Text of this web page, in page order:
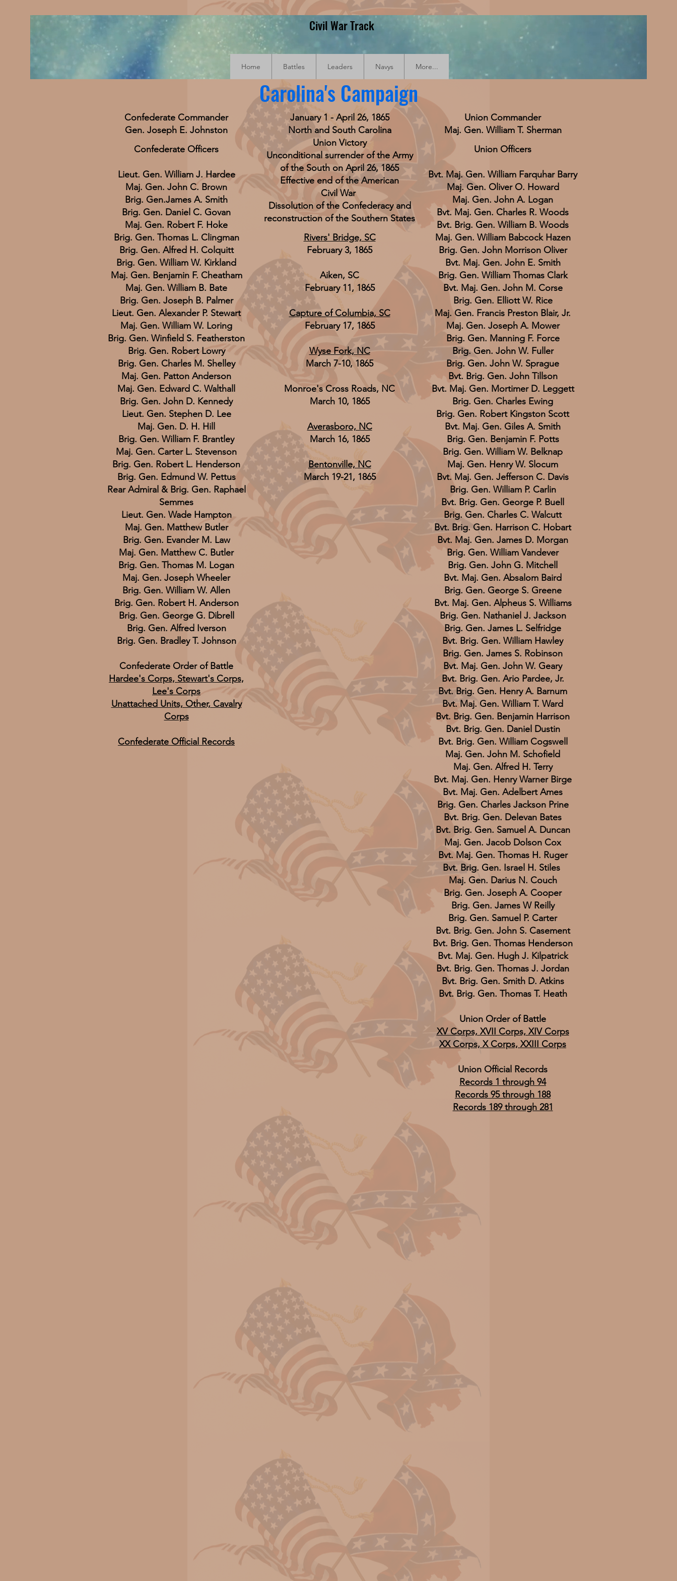
Civil War Track
Home Battles Leaders Navys More...
Carolina's Campaign
Confederate Commander
Gen. Joseph E. Johnston
Confederate Officers
Lieut. Gen. William J. Hardee
Maj. Gen. John C. Brown
Brig. Gen.James A. Smith
Brig. Gen. Daniel C. Govan
Maj. Gen. Robert F. Hoke
Brig. Gen. Thomas L. Clingman
Brig. Gen. Alfred H. Colquitt
Brig. Gen. William W. Kirkland
Maj. Gen. Benjamin F. Cheatham
Maj. Gen. William B. Bate
Brig. Gen. Joseph B. Palmer
Lieut. Gen. Alexander P. Stewart
Maj. Gen. William W. Loring
Brig. Gen. Winfield S. Featherston
Brig. Gen. Robert Lowry
Brig. Gen. Charles M. Shelley
Maj. Gen. Patton Anderson
Maj. Gen. Edward C. Walthall
Brig. Gen. John D. Kennedy
Lieut. Gen. Stephen D. Lee
Maj. Gen. D. H. Hill
Brig. Gen. William F. Brantley
Maj. Gen. Carter L. Stevenson
Brig. Gen. Robert L. Henderson
Brig. Gen. Edmund W. Pettus
Rear Admiral & Brig. Gen. Raphael
Semmes
Lieut. Gen. Wade Hampton
Maj. Gen. Matthew Butler
Brig. Gen. Evander M. Law
Maj. Gen. Matthew C. Butler
Brig. Gen. Thomas M. Logan
Maj. Gen. Joseph Wheeler
Brig. Gen. William W. Allen
Brig. Gen. Robert H. Anderson
Brig. Gen. George G. Dibrell
Brig. Gen. Alfred Iverson
Brig. Gen. Bradley T. Johnson
Confederate Order of Battle
Hardee's Corps, Stewart's Corps,
Lee's Corps
Unattached Units, Other, Cavalry
Corps
Confederate Official Records
January 1 - April 26, 1865
North and South Carolina
Union Victory
Unconditional surrender of the Army
of the South on April 26, 1865
Effective end of the American
Civil War
Dissolution of the Confederacy and
reconstruction of the Southern States
Rivers' Bridge, SC
February 3, 1865
Aiken, SC
February 11, 1865
Capture of Columbia, SC
February 17, 1865
Wyse Fork, NC
March 7-10, 1865
Monroe's Cross Roads, NC
March 10, 1865
Averasboro, NC
March 16, 1865
Bentonville, NC
March 19-21, 1865
Union Commander
Maj. Gen. William T. Sherman
Union Officers
Bvt. Maj. Gen. William Farquhar Barry
Maj. Gen. Oliver O. Howard
Maj. Gen. John A. Logan
Bvt. Maj. Gen. Charles R. Woods
Bvt. Brig. Gen. William B. Woods
Maj. Gen. William Babcock Hazen
Brig. Gen. John Morrison Oliver
Bvt. Maj. Gen. John E. Smith
Brig. Gen. William Thomas Clark
Bvt. Maj. Gen. John M. Corse
Brig. Gen. Elliott W. Rice
Maj. Gen. Francis Preston Blair, Jr.
Maj. Gen. Joseph A. Mower
Brig. Gen. Manning F. Force
Brig. Gen. John W. Fuller
Brig. Gen. John W. Sprague
Bvt. Brig. Gen. John Tillson
Bvt. Maj. Gen. Mortimer D. Leggett
Brig. Gen. Charles Ewing
Brig. Gen. Robert Kingston Scott
Bvt. Maj. Gen. Giles A. Smith
Brig. Gen. Benjamin F. Potts
​Brig. Gen. William W. Belknap
Maj. Gen. Henry W. Slocum
Bvt. Maj. Gen. Jefferson C. Davis
Brig. Gen. William P. Carlin
Bvt. Brig. Gen. George P. Buell
Brig. Gen. Charles C. Walcutt
Bvt. Brig. Gen. Harrison C. Hobart
Bvt. Maj. Gen. James D. Morgan
Brig. Gen. William Vandever
Brig. Gen. John G. Mitchell
Bvt. Maj. Gen. Absalom Baird
Brig. Gen. George S. Greene
Bvt. Maj. Gen. Alpheus S. Williams
Brig. Gen. Nathaniel J. Jackson
Brig. Gen. James L. Selfridge
Bvt. Brig. Gen. William Hawley
Brig. Gen. James S. Robinson
Bvt. Maj. Gen. John W. Geary
Bvt. Brig. Gen. Ario Pardee, Jr.
Bvt. Brig. Gen. Henry A. Barnum
Bvt. Maj. Gen. William T. Ward
Bvt. Brig. Gen. Benjamin Harrison
Bvt. Brig. Gen. Daniel Dustin
Bvt. Brig. Gen. William Cogswell
Maj. Gen. John M. Schofield
Maj. Gen. Alfred H. Terry
Bvt. Maj. Gen. Henry Warner Birge
Bvt. Maj. Gen. Adelbert Ames
Brig. Gen. Charles Jackson Prine
Bvt. Brig. Gen. Delevan Bates
Bvt. Brig. Gen. Samuel A. Duncan
Maj. Gen. Jacob Dolson Cox
Bvt. Maj. Gen. Thomas H. Ruger
Bvt. Brig. Gen. Israel H. Stiles
Maj. Gen. Darius N. Couch
Brig. Gen. Joseph A. Cooper
Brig. Gen. James W Reilly
Brig. Gen. Samuel P. Carter
Bvt. Brig. Gen. John S. Casement
Bvt. Brig. Gen. Thomas Henderson
Bvt. Maj. Gen. Hugh J. Kilpatrick
Bvt. Brig. Gen. Thomas J. Jordan
Bvt. Brig. Gen. Smith D. Atkins
Bvt. Brig. Gen. Thomas T. Heath
Union Order of Battle
XV Corps, XVII Corps, XIV Corps
XX Corps, X Corps, XXIII Corps
Union Official Records
Records 1 through 94
Records 95 through 188
Records 189 through 281